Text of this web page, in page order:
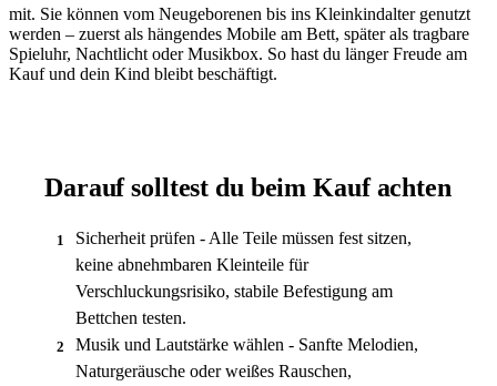
mit. Sie können vom Neugeborenen bis ins Kleinkindalter genutzt
werden – zuerst als hängendes Mobile am Bett, später als tragbare
Spieluhr, Nachtlicht oder Musikbox. So hast du länger Freude am
Kauf und dein Kind bleibt beschäftigt.
Darauf solltest du beim Kauf achten
1
Sicherheit prüfen - Alle Teile müssen fest sitzen,
keine abnehmbaren Kleinteile für
Verschluckungsrisiko, stabile Befestigung am
Bettchen testen.
2
Musik und Lautstärke wählen - Sanfte Melodien,
Naturgeräusche oder weißes Rauschen,